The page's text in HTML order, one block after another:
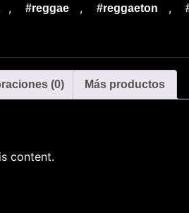
, #reggae , #reggaeton ,
(0) Más productos
content.